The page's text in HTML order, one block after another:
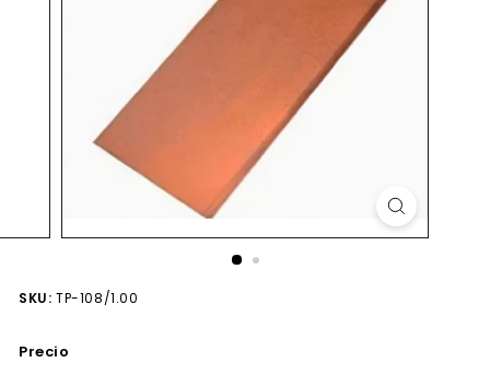
SKU: TP-108/1.00
Precio